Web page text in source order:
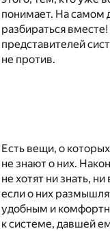
понимает. На самом
разбираться
представителей
не против.
Есть вещи, о
не знают о них.
не хотят ни знать,
если о них
удобным и
к системе, давшей